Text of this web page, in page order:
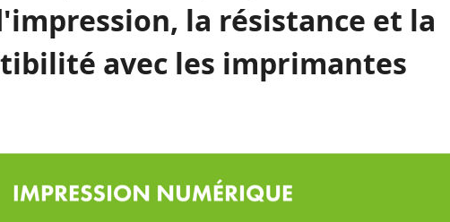
la résistance et la
avec les imprimantes